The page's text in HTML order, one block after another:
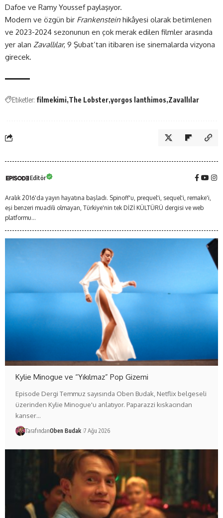
Dafoe ve Ramy Youssef paylaşıyor.
Modern ve özgün bir Frankenstein hikâyesi olarak betimlenen
ve 2023-2024 sezonunun en çok merak edilen filmler arasında
yer alan Zavallılar, 9 Şubat’tan itibaren ise sinemalarda vizyona
girecek.
Etiketler: filmekimi The Lobster yorgos lanthimos Zavallılar
Editör
Aralık 2016'da yayın hayatına başladı. Spinoff'u, prequel'i, sequel'i, remake'i,
eşi benzeri muadili olmayan, Türkiye'nin tek DİZİ KÜLTÜRÜ dergisi ve web
platformu...
Kylie Minogue ve “Yıkılmaz” Pop Gizemi
Episode Dergi Temmuz sayısında Oben Budak, Netflix belgeseli
üzerinden Kylie Minogue'u anlatıyor. Paparazzi kıskacından
kanser…
TarafındanOben Budak 7 Ağu 2026